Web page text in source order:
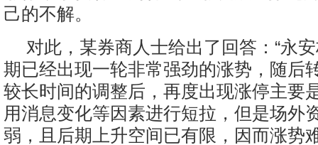
己的不解。
对此，某券商人士给出了回答：“永
期已经出现一轮非常强劲的涨势，随后
较长时间的调整后，再度出现涨停主要
用消息变化等因素进行短拉，但是场外
弱，且后期上升空间已有限，因而涨势